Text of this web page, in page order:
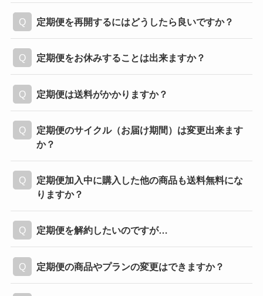
定期便を再開するにはどうしたら良いですか？
定期便をお休みすることは出来ますか？
定期便は送料がかかりますか？
定期便のサイクル（お届け期間）は変更出来ます
か？
定期便加入中に購入した他の商品も送料無料にな
りますか？
定期便を解約したいのですが…
定期便の商品やプランの変更はできますか？